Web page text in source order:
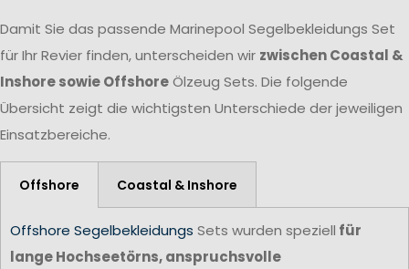
Damit Sie das passende Marinepool Segelbekleidungs Set
für Ihr Revier finden, unterscheiden wir zwischen Coastal &
Inshore sowie OffshoreÖlzeug Sets. Die folgende
Übersicht zeigt die wichtigsten Unterschiede der jeweiligen
Einsatzbereiche.
Offshore Coastal & Inshore
Offshore Segelbekleidungs Sets wurden speziell für
lange Hochseetörns, anspruchsvolle